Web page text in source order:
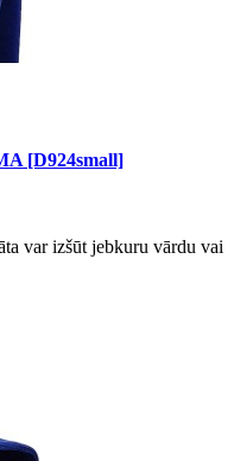
[D924small]
var izšūt jebkuru vārdu vai